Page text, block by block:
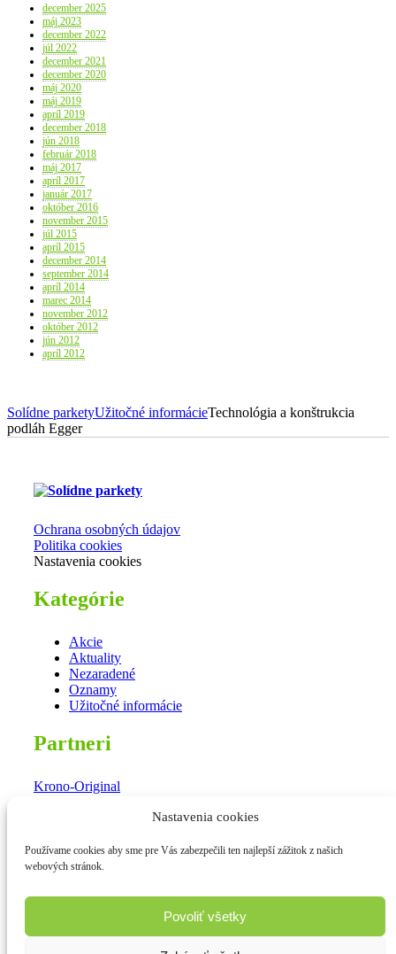
Nastavenia cookies
Používame cookies aby sme pre Vás zabezpečili ten najlepší zážitok z našich
webových stránok.
Povoliť všetky
december 2025
máj 2023
december 2022
júl 2022
december 2021
december 2020
máj 2020
máj 2019
apríl 2019
december 2018
jún 2018
február 2018
máj 2017
apríl 2017
január 2017
október 2016
november 2015
júl 2015
apríl 2015
december 2014
september 2014
apríl 2014
marec 2014
november 2012
október 2012
jún 2012
apríl 2012
Solídne parketyUžitočné informácieTechnológia a konštrukcia
podláh Egger
Ochrana osobných údajov
Politika cookies
Nastavenia cookies
Kategórie
Akcie
Aktuality
Nezaradené
Oznamy
Užitočné informácie
Partneri
Krono-Original
Sortiment